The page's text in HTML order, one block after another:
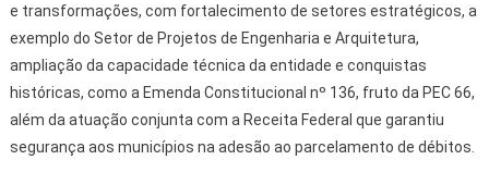
e transformações, com fortalecimento de setores estratégicos, a
exemplo do Setor de Projetos de Engenharia e Arquitetura,
ampliação da capacidade técnica da entidade e conquistas
históricas, como a Emenda Constitucional nº 136, fruto da PEC 66,
além da atuação conjunta com a Receita Federal que garantiu
segurança aos municípios na adesão ao parcelamento de débitos.